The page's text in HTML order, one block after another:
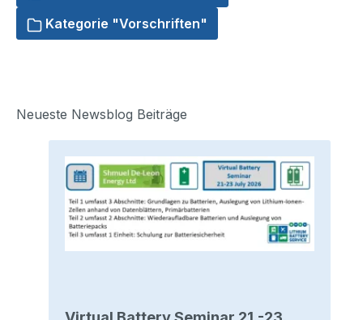
Kategorie "Vorschriften"
Neueste Newsblog Beiträge